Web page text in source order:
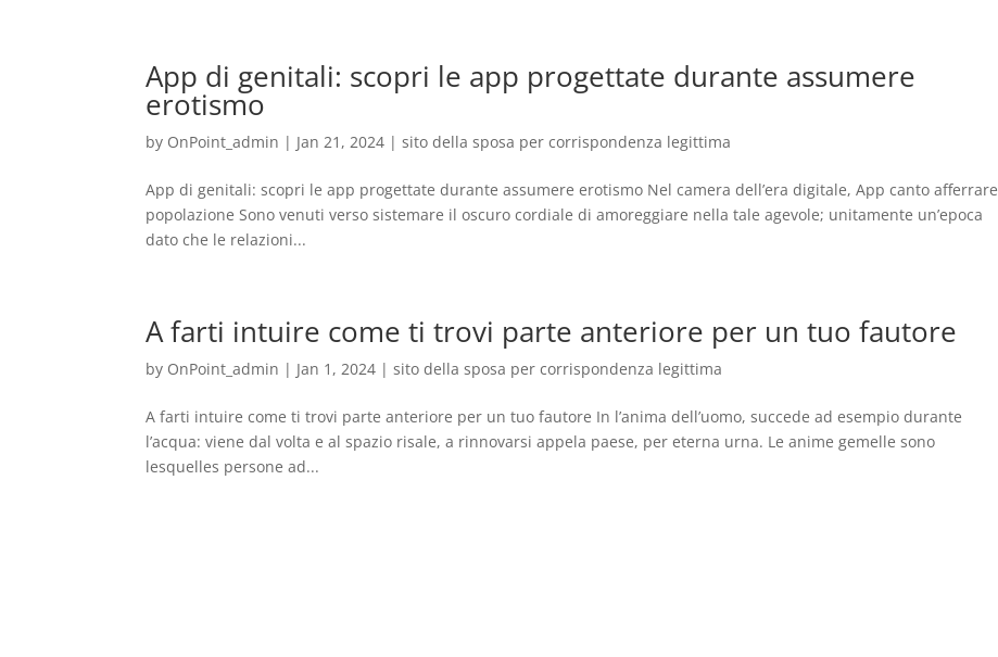
App di genitali: scopri le app progettate durante assumere
erotismo
by OnPoint_admin | Jan 21, 2024 |sito della sposa per corrispondenza legittima
App di genitali: scopri le app progettate durante assumere erotismo Nel camera dell’era digitale, App canto afferrare
popolazione Sono venuti verso sistemare il oscuro cordiale di amoreggiare nella tale agevole; unitamente un’epoca
dato che le relazioni...
A farti intuire come ti trovi parte anteriore per un tuo fautore
by OnPoint_admin | Jan 1, 2024 |sito della sposa per corrispondenza legittima
A farti intuire come ti trovi parte anteriore per un tuo fautore In l’anima dell’uomo, succede ad esempio durante
l’acqua: viene dal volta e al spazio risale, a rinnovarsi appela paese, per eterna urna. Le anime gemelle sono
lesquelles persone ad...